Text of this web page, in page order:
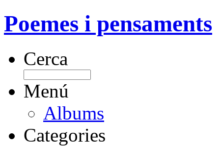
Poemes i pensaments
Cerca
Menú
Albums
Categories